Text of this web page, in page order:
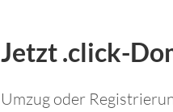
Jetzt .click-
Umzug oder